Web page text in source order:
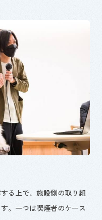
る上で、施設側の取り組
。一つは喫煙者のケース